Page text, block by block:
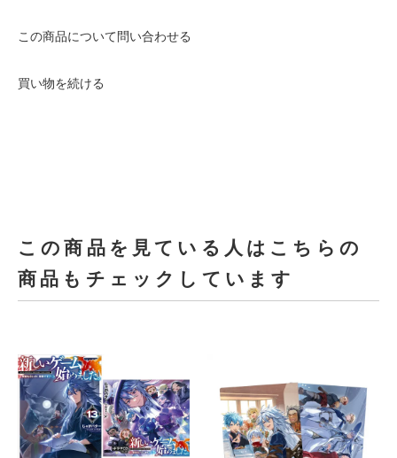
この商品について問い合わせる
買い物を続ける
この商品を見ている人はこちらの
商品もチェックしています